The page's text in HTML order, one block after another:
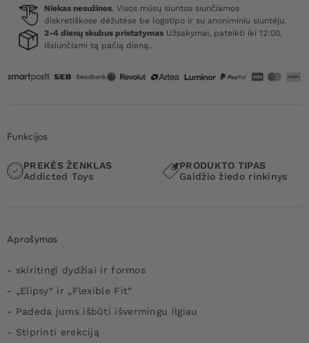
Penis
Ring
Set
Niekas nesužinos, Visos mūsų siuntos siunčiamos
diskretiškose dėžutėse be logotipo ir su anoniminiu siuntėju.
2-4 dienų skubus pristatymas Užsakymai, pateikti iki 12:00,
išsiunčiami tą pačią dieną..
Funkcijos
PREKĖS ŽENKLAS
Addicted Toys
PRODUKTO TIPAS
Gaidžio žiedo rinkinys
Aprašymas
- skiritingi dydžiai ir formos
- „Elipsy“ ir „Flexible Fit“
- Padeda jums išbūti išvermingu ilgiau
- Stiprinti erekciją